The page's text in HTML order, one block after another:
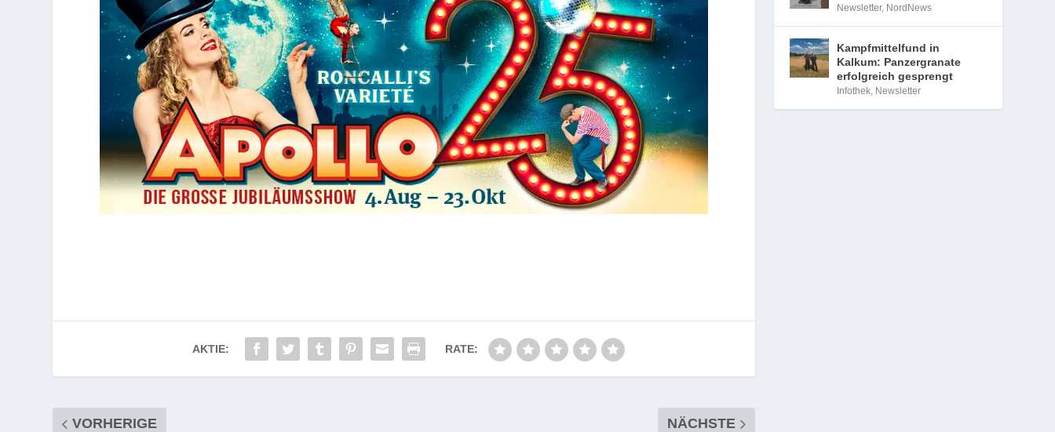
AKTIE: RATE:
VORHERIGE NÄCHSTE
Newsletter, NordNews
Kampfmittelfund in
Kalkum: Panzergranate
erfolgreich gesprengt
Infothek, Newsletter